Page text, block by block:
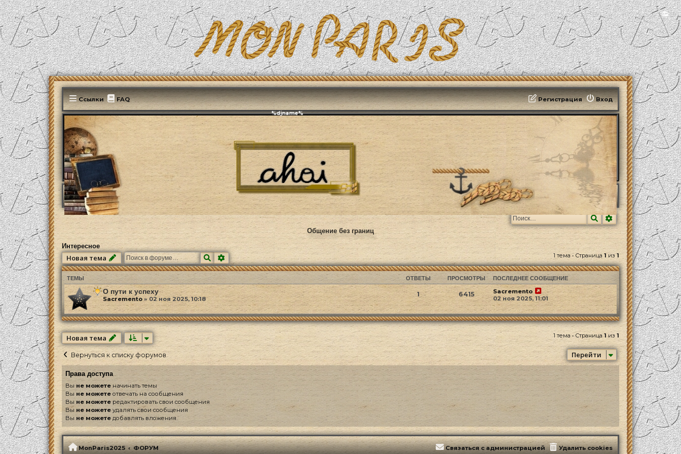
📻
Ссылки FAQ Вход
Регистрация
Эфирит: ♫ %djname%
MonParis2025 ФОРУМ Культура Психология Интересное
ПоискРасширенный
Общение без границ
Интересное
Новая тема ПоискРасширенный поиск 1 тема • Страница 1из1
ТЕМЫ ОТВЕТЫ ПРОСМОТРЫ ПОСЛЕДНЕЕ СООБЩЕНИЕ
О пути к успеху
Sacremento »02 ноя 2025, 10:18
1 6415
Sacremento
02 ноя 2025, 11:01
Новая тема 1 тема • Страница1из 1
Вернуться к списку форумов Перейти
Права доступа
Вы не можете начинать темы
Вы не можете отвечать на сообщения
Вы не можете редактировать свои сообщения
Вы не можете удалять свои сообщения
Вы не можете добавлять вложения
MonParis2025 ФОРУМ Удалить cookies
Связаться с администрацией